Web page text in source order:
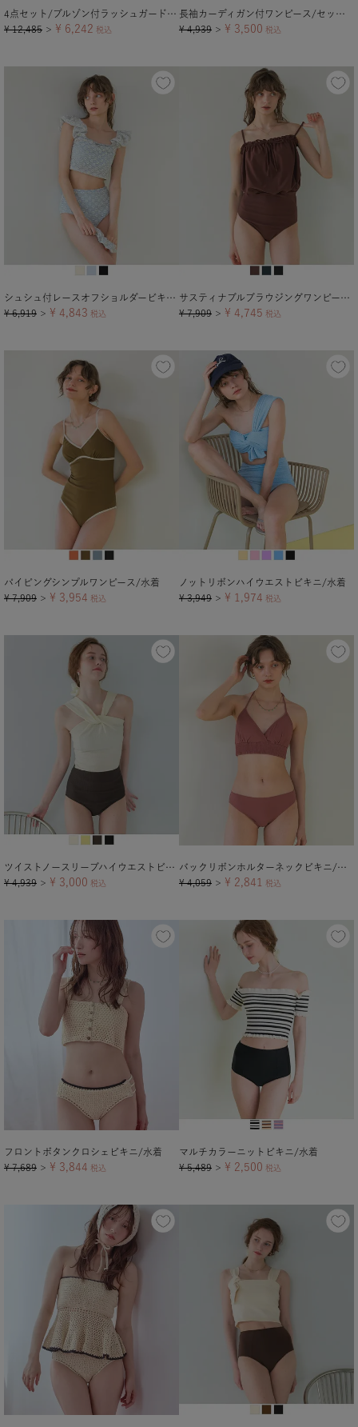
4点セット/ブルゾン付ラッシュガード×ビキニ/水着
¥ 12,485 ＞ ¥ 6,242 税込
長袖カーディガン付ワンピース/セット水着
¥ 4,939 ＞ ¥ 3,500 税込
シュシュ付レースオフショルダービキニ/セット水着【メール便可／100】
¥ 6,919 ＞ ¥ 4,843 税込
サスティナブルブラウジングワンピース/水着
¥ 7,909 ＞ ¥ 4,745 税込
パイピングシンプルワンピース/水着
¥ 7,909 ＞ ¥ 3,954 税込
ノットリボンハイウエストビキニ/水着
¥ 3,949 ＞ ¥ 1,974 税込
ツイストノースリーブハイウエストビキニ/セット水着【メール便可／100】
¥ 4,939 ＞ ¥ 3,000 税込
バックリボンホルターネックビキニ/水着【メール便可／100】
¥ 4,059 ＞ ¥ 2,841 税込
フロントボタンクロシェビキニ/水着
¥ 7,689 ＞ ¥ 3,844 税込
マルチカラーニットビキニ/水着
¥ 5,489 ＞ ¥ 2,500 税込